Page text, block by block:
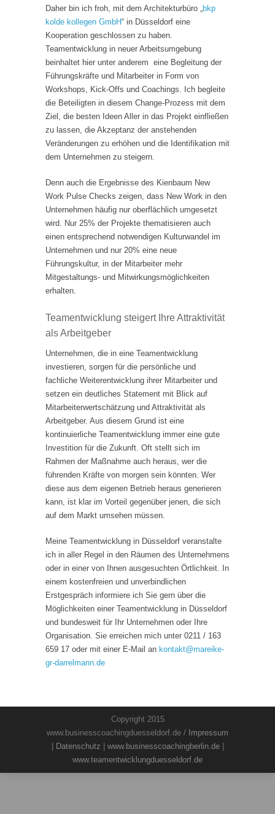
Daher bin ich froh, mit dem Architekturbüro „bkp
kolde kollegen GmbH“ in Düsseldorf eine
Kooperation geschlossen zu haben.
Teamentwicklung in neuer Arbeitsumgebung
beinhaltet hier unter anderem eine Begleitung der
Führungskräfte und Mitarbeiter in Form von
Workshops, Kick-Offs und Coachings. Ich begleite
die Beteiligten in diesem Change-Prozess mit dem
Ziel, die besten Ideen Aller in das Projekt einfließen
zu lassen, die Akzeptanz der anstehenden
Veränderungen zu erhöhen und die Identifikation mit
dem Unternehmen zu steigern.
Denn auch die Ergebnisse des Kienbaum New
Work Pulse Checks zeigen, dass New Work in den
Unternehmen häufig nur oberflächlich umgesetzt
wird. Nur 25% der Projekte thematisieren auch
einen entsprechend notwendigen Kulturwandel im
Unternehmen und nur 20% eine neue
Führungskultur, in der Mitarbeiter mehr
Mitgestaltungs- und Mitwirkungsmöglichkeiten
erhalten.
Teamentwicklung steigert Ihre Attraktivität
als Arbeitgeber
Unternehmen, die in eine Teamentwicklung
investieren, sorgen für die persönliche und
fachliche Weiterentwicklung ihrer Mitarbeiter und
setzen ein deutliches Statement mit Blick auf
Mitarbeiterwertschätzung und Attraktivität als
Arbeitgeber. Aus diesem Grund ist eine
kontinuierliche Teamentwicklung immer eine gute
Investition für die Zukunft. Oft stellt sich im
Rahmen der Maßnahme auch heraus, wer die
führenden Kräfte von morgen sein könnten. Wer
diese aus dem eigenen Betrieb heraus generieren
kann, ist klar im Vorteil gegenüber jenen, die sich
auf dem Markt umsehen müssen.
Meine Teamentwicklung in Düsseldorf veranstalte
ich in aller Regel in den Räumen des Unternehmens
oder in einer von Ihnen ausgesuchten Örtlichkeit. In
einem kostenfreien und unverbindlichen
Erstgespräch informiere ich Sie gern über die
Möglichkeiten einer Teamentwicklung in Düsseldorf
und bundesweit für Ihr Unternehmen oder Ihre
Organisation. Sie erreichen mich unter 0211 / 163
659 17 oder mit einer E-Mail an kontakt@mareike-
gr-darrelmann.de
Copyright 2015
www.businesscoachingduesseldorf.de / Impressum
Datenschutz www.businesscoachingberlin.de|
www.teamentwicklungduesseldorf.de